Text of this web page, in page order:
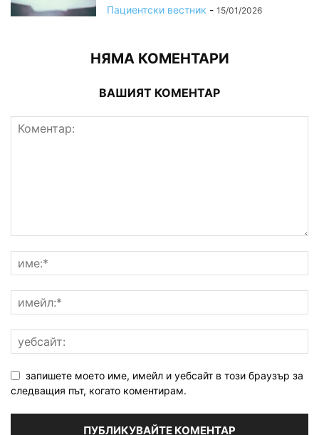
Пациентски вестник - 15/01/2026
НЯМА КОМЕНТАРИ
ВАШИЯТ КОМЕНТАР
запишете моето име, имейл и уебсайт в този браузър за
следващия път, когато коментирам.